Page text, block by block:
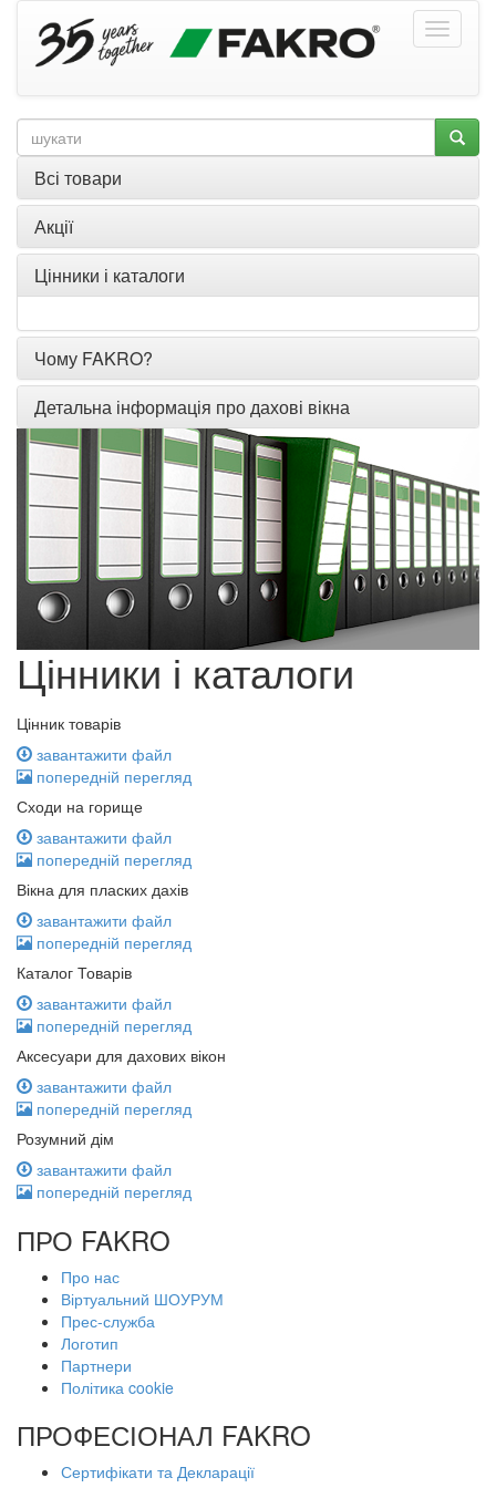
Всі товари
Акції
Цінники і каталоги
Чому FAKRO?
Детальна інформація про дахові вікна
Цінники і каталоги
Цінник товарів
завантажити файл
попередній перегляд
Сходи на горище
завантажити файл
попередній перегляд
Вікна для пласких дахів
завантажити файл
попередній перегляд
Каталог Товарів
завантажити файл
попередній перегляд
Аксесуари для дахових вікон
завантажити файл
попередній перегляд
Розумний дім
завантажити файл
попередній перегляд
ПРО FAKRO
Про нас
Віртуальний ШОУРУМ
Прес-служба
Логотип
Партнери
Політика cookie
ПРОФЕСІОНАЛ FAKRO
Сертифікати та Декларації